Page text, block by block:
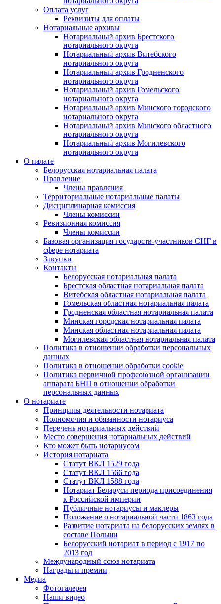
Оплата услуг
Реквизиты для оплаты
Нотариальные архивы
Нотариальный архив Брестского
нотариального округа
Нотариальный архив Витебского
нотариального округа
Нотариальный архив Гродненского
нотариального округа
Нотариальный архив Гомельского
нотариального округа
Нотариальный архив Минского городского
нотариального округа
Нотариальный архив Минского областного
нотариального округа
Нотариальный архив Могилевского
нотариального округа
О палате
Белорусская нотариальная палата
Правление
Члены правления
Территориальные нотариальные палаты
Дисциплинарная комиссия
Члены комиссии
Ревизионная комиссия
Члены комиссии
Базовая организация государств-участников СНГ в
сфере нотариата
Закупки
Контакты
Белорусская нотариальная палата
Брестская областная нотариальная палата
Витебская областная нотариальная палата
Гомельская областная нотариальная палата
Гродненская областная нотариальная палата
Минская городская нотариальная палата
Минская областная нотариальная палата
Могилевская областная нотариальная палата
Политика в отношении обработки персональных
данных
Политика в отношении обработки cookie
Политика первичной профсоюзной организации
аппарата БНП в отношении обработки
персональных данных
О нотариате
Принципы деятельности нотариата
Полномочия и обязанности нотариуса
Перечень нотариальных действий
Место совершения нотариальных действий
Кто может быть нотариусом
История нотариата
Статут ВКЛ 1529 года
Статут ВКЛ 1566 года
Статут ВКЛ 1588 года
Нотариат Беларуси периода присоединения
к Российской империи
Публичные нотариусы и маклеры
Положение о нотариальной части 1863 года
Развитие нотариата на белорусских землях в
составе Польши
Белорусский нотариат в период с 1917 по
2013 год
Международный союз нотариата
Награды и премии
Медиа
Фотогалерея
Наши видео